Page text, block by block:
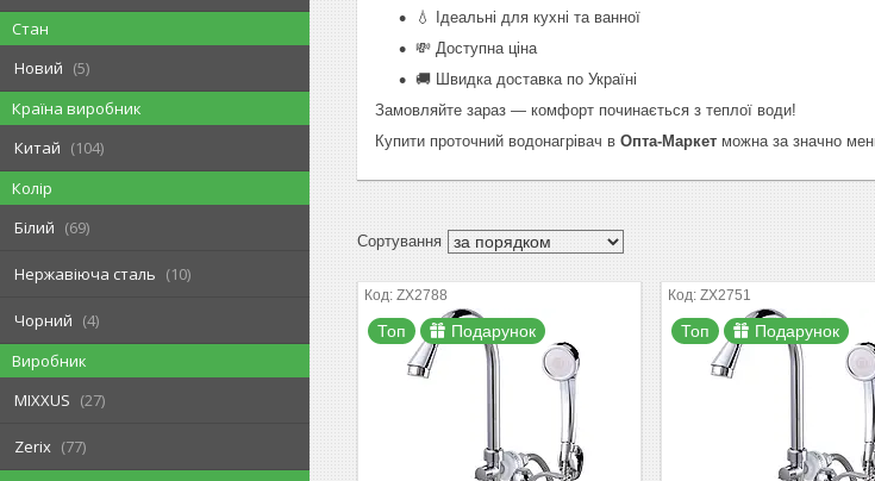
Стан
Новий
5
Країна виробник
Китай
104
Колір
Білий
69
Нержавіюча сталь 10
Чорний
4
Виробник
MIXXUS
27
Zerix 77
💧 Ідеальні для кухні та ванної
💸 Доступна ціна
🚚 Швидка доставка по Україні
Замовляйте зараз — комфорт починається з теплої води!
Купити проточний водонагрівач в Опта-Маркет можна за значно
ZX2788
Топ Подарунок
ZX2751
Топ Подарунок